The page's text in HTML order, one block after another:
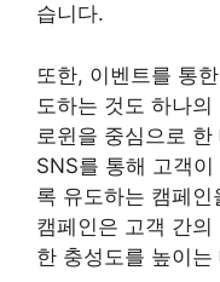
습니다.
또한, 이벤트를 통
도하는 것도 하나
로윈을 중심으로
SNS를 통해 고객
록 유도하는 캠페
캠페인은 고객 간
한 충성도를 높이